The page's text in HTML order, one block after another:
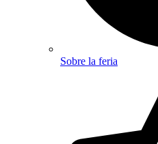
Sobre la feria